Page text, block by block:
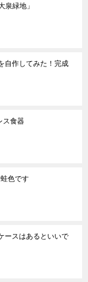
泉緑地」
自作してみた！完成
ス食器
色です
ースはあるといいで